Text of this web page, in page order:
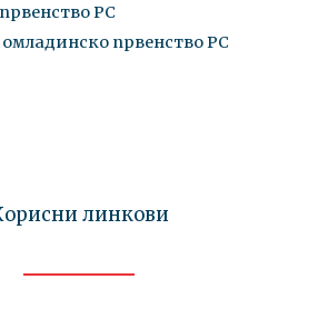
РС
првенство РС
линкови